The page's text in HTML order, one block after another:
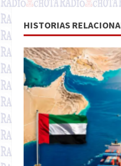
HISTORIAS